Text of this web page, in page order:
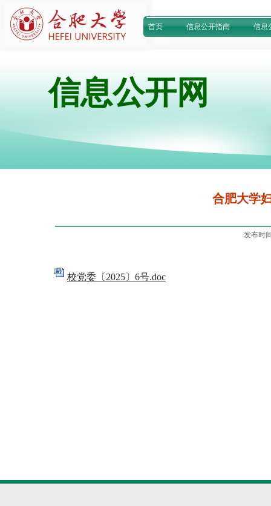
首页 信息公开指南 信息
信息公开网
合肥大学
发布时
校党委〔2025〕6号.doc